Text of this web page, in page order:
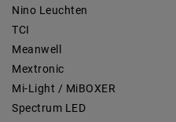
Nino Leuchten
TCI
Meanwell
Mextronic
Mi-Light / MiBOXER
Spectrum LED